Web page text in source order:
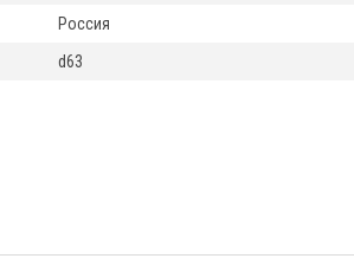
Россия
d63